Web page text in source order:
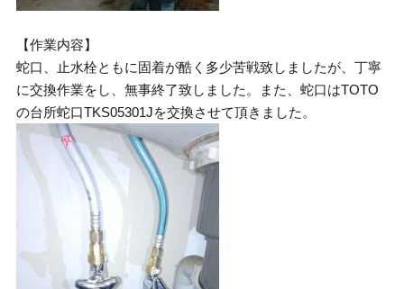
【作業内容】
蛇口、止水栓ともに固着が酷く多少苦戦致しましたが、丁寧
に交換作業をし、無事終了致しました。また、蛇口はTOTO
の台所蛇口TKS05301Jを交換させて頂きました。